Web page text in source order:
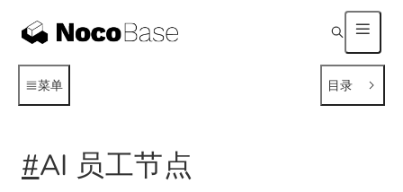
菜单 目录
#AI 员工节点